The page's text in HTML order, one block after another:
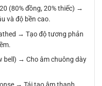
(80% đồng, 20% thiếc) →
và độ bền cao.
→ Tạo độ tương phản
bell) → Cho âm chuông dày